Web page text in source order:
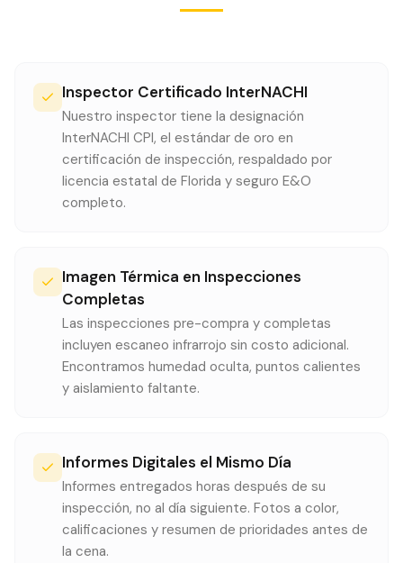
Inspector Certificado InterNACHI
Nuestro inspector tiene la designación
InterNACHI CPI, el estándar de oro en
certificación de inspección, respaldado por
licencia estatal de Florida y seguro E&O
completo.
Imagen Térmica en Inspecciones
Completas
Las inspecciones pre-compra y completas
incluyen escaneo infrarrojo sin costo adicional.
Encontramos humedad oculta, puntos calientes
y aislamiento faltante.
Informes Digitales el Mismo Día
Informes entregados horas después de su
inspección, no al día siguiente. Fotos a color,
calificaciones y resumen de prioridades antes de
la cena.